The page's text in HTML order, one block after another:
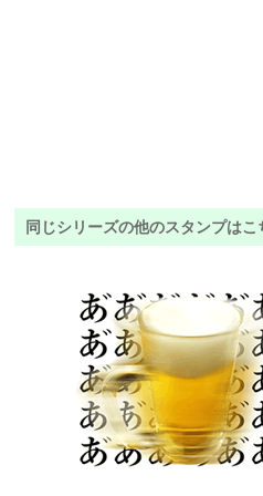
同じシリーズの他のスタンプはこ